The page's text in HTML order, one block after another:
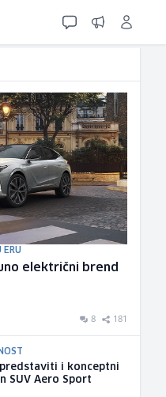
ERU
električni brend
8 181
i konceptni
SUV Aero Sport